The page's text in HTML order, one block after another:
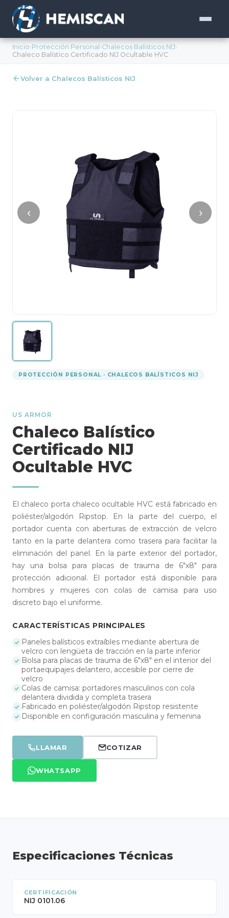
Inicio›Protección Personal ›Chalecos Balísticos NIJ›
Chaleco Balístico Certificado NIJ Ocultable HVC
Volver a Chalecos Balísticos NIJ
‹ ›
PROTECCIÓN PERSONAL · CHALECOS BALÍSTICOS NIJ
US ARMOR
Chaleco Balístico
Certificado NIJ
Ocultable HVC
El chaleco porta chaleco ocultable HVC está fabricado en
poliéster/algodón Ripstop. En la parte del cuerpo, el
portador cuenta con aberturas de extracción de velcro
tanto en la parte delantera como trasera para facilitar la
eliminación del panel. En la parte exterior del portador,
hay una bolsa para placas de trauma de 6"x8" para
protección adicional. El portador está disponible para
hombres y mujeres con colas de camisa para uso
discreto bajo el uniforme.
CARACTERÍSTICAS PRINCIPALES
Paneles balísticos extraíbles mediante abertura de
velcro con lengüeta de tracción en la parte inferior
Bolsa para placas de trauma de 6"x8" en el interior del
portaequipajes delantero, accesible por cierre de
velcro
Colas de camisa: portadores masculinos con cola
delantera dividida y completa trasera
Fabricado en poliéster/algodón Ripstop resistente
Disponible en configuración masculina y femenina
LLAMAR COTIZAR
WHATSAPP
Especificaciones Técnicas
CERTIFICACIÓN
NIJ 0101.06